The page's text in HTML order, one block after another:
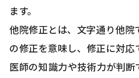
ます。
他院修正とは、文字通り他院
の修正を意味し、修正に対応
医師の知識力や技術力が判断